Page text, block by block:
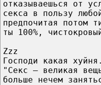
отказываешься от
секса в пользу
предпочитая потом
ты 100%,
Zzz
Господи какая хуйня.
"Секс — великая
больше нечем